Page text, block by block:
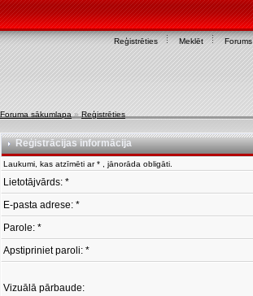
Reģistrēties Meklēt Forums
Foruma sākumlapa » Reģistrēties
Reģistrācijas informācija
Laukumi, kas atzīmēti ar * , jānorāda obligāti.
Lietotājvārds: *
E-pasta adrese: *
Parole: *
Apstipriniet paroli: *
Vizuālā pārbaude: